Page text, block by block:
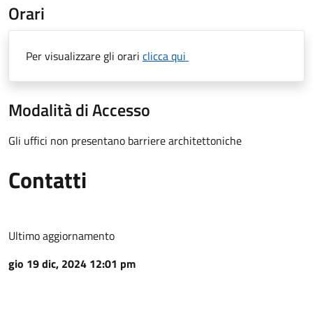
Orari
Per visualizzare gli orari clicca qui
Modalità di Accesso
Gli uffici non presentano barriere architettoniche
Contatti
Ultimo aggiornamento
gio 19 dic, 2024 12:01 pm